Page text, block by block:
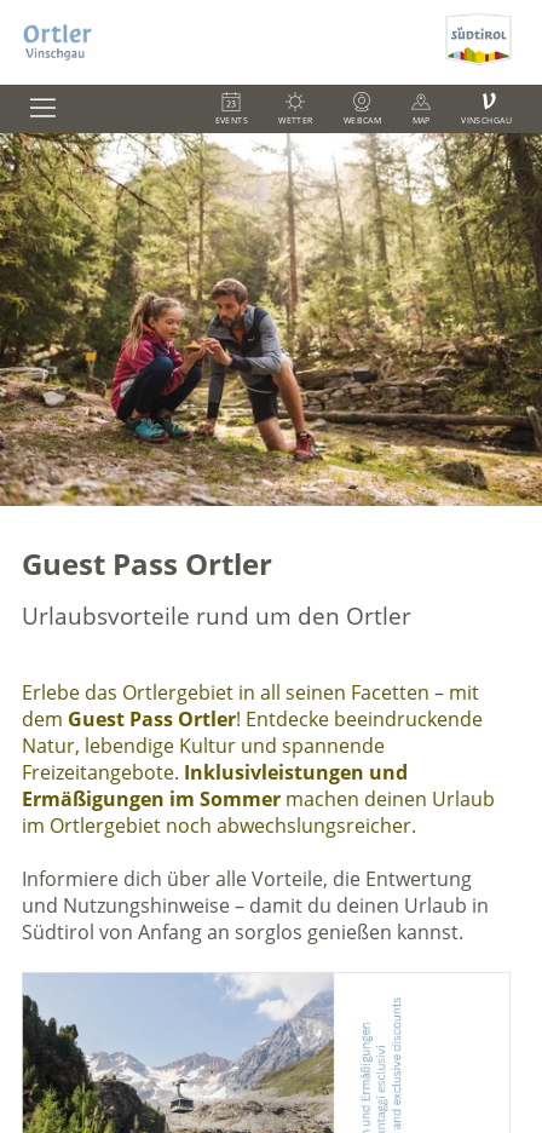
EVENTS WETTER WEBCAM MAP
V
VINSCHGAU
Guest Pass Ortler
Urlaubsvorteile rund um den Ortler
Erlebe das Ortlergebiet in all seinen Facetten – mit
dem Guest Pass Ortler! Entdecke beeindruckende
Natur, lebendige Kultur und spannende
Freizeitangebote. Inklusivleistungen und
Ermäßigungen im Sommer machen deinen Urlaub
im Ortlergebiet noch abwechslungsreicher.
Informiere dich über alle Vorteile, die Entwertung
und Nutzungshinweise – damit du deinen Urlaub in
Südtirol von Anfang an sorglos genießen kannst.